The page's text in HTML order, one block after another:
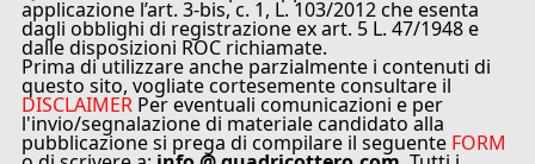
applicazione l’art. 3-bis, c. 1, L. 103/2012 che esenta
dagli obblighi di registrazione ex art. 5 L. 47/1948 e
dalle disposizioni ROC richiamate.
Prima di utilizzare anche parzialmente i contenuti di
questo sito, vogliate cortesemente consultare il
DISCLAIMER Per eventuali comunicazioni e per
l'invio/segnalazione di materiale candidato alla
pubblicazione si prega di compilare il seguente FORM